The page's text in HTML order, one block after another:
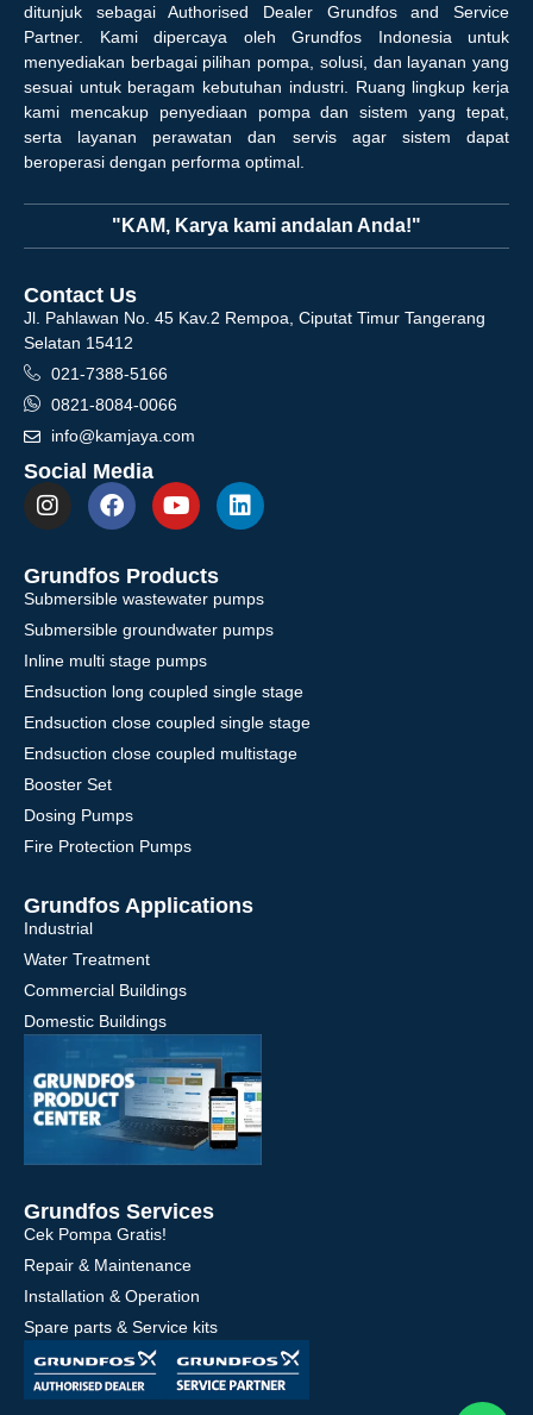
ditunjuk sebagai Authorised Dealer Grundfos and Service
Partner. Kami dipercaya oleh Grundfos Indonesia untuk
menyediakan berbagai pilihan pompa, solusi, dan layanan yang
sesuai untuk beragam kebutuhan industri. Ruang lingkup kerja
kami mencakup penyediaan pompa dan sistem yang tepat,
serta layanan perawatan dan servis agar sistem dapat
beroperasi dengan performa optimal.
"KAM, Karya kami andalan Anda!"
Contact Us
Jl. Pahlawan No. 45 Kav.2 Rempoa, Ciputat Timur Tangerang
Selatan 15412
021-7388-5166
0821-8084-0066
info@kamjaya.com
Social Media
Grundfos Products
Submersible wastewater pumps
Submersible groundwater pumps
Inline multi stage pumps
Endsuction long coupled single stage
Endsuction close coupled single stage
Endsuction close coupled multistage
Booster Set
Dosing Pumps
Fire Protection Pumps
Grundfos Applications
Industrial
Water Treatment
Commercial Buildings
Domestic Buildings
Grundfos Services
Cek Pompa Gratis!
Repair & Maintenance
Installation & Operation
Spare parts & Service kits